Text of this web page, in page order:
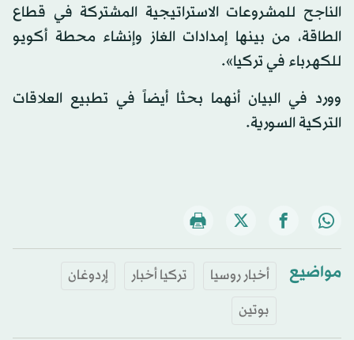
الناجح للمشروعات الاستراتيجية المشتركة في قطاع
الطاقة، من بينها إمدادات الغاز وإنشاء محطة أكويو
للكهرباء في تركيا».
وورد في البيان أنهما بحثا أيضاً في تطبيع العلاقات
التركية السورية.
مواضيع أخبار روسيا تركيا أخبار
إردوغان
بوتين